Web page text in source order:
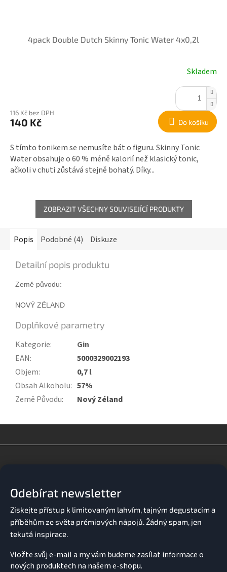
4pack Double Dutch Skinny Tonic Water 4x0,2l
Skladem
116 Kč bez DPH
140 Kč Do košíku
S tímto tonikem se nemusíte bát o figuru. Skinny Tonic
Water obsahuje o 60 % méně kalorií než klasický tonic,
ačkoli v chuti zůstává stejně bohatý. Díky...
ZOBRAZIT VŠECHNY SOUVISEJÍCÍ PRODUKTY
Popis Podobné (4) Diskuze
Detailní popis produktu
Země původu:
NOVÝ ZÉLAND
Doplňkové parametry
Kategorie:
Gin
EAN:
5000329002193
Objem:
0,7 l
Obsah Alkoholu: 57%
Země Původu: Nový Zéland
Odebírat newsletter
Vložte svůj e-mail a my vám budeme zasílat informace o
nových produktech na našem e-shopu.